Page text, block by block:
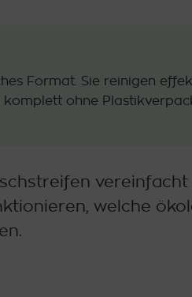
Format. Sie reinigen
ohne
welche